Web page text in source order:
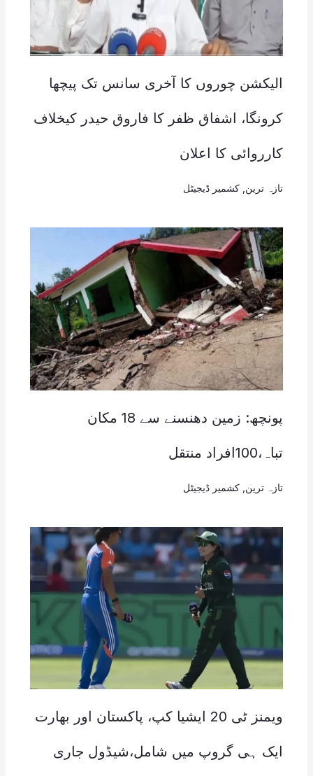
الیکشن چوروں کا آخری سانس تک پیچھا
کرونگا، اشفاق ظفر کا فاروق حیدر کیخلاف
کارروائی کا اعلان
تازہ ترین کشمیر ڈیجیٹل
پونچھ: زمین دھنسنے سے 18 مکان
تباہ،100افراد منتقل
تازہ ترین کشمیر ڈیجیٹل
ویمنز ٹی 20 ایشیا کپ، پاکستان اور بھارت
ایک ہی گروپ میں شامل،شیڈول جاری